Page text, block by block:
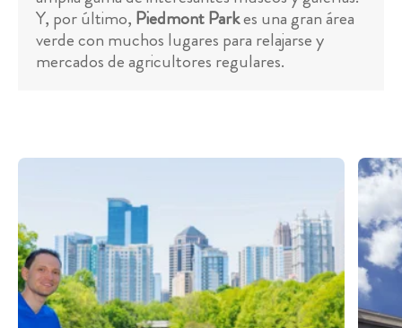
Y, por último, Piedmont Parkes una gran área
verde con muchos lugares para relajarse y
mercados de agricultores regulares.